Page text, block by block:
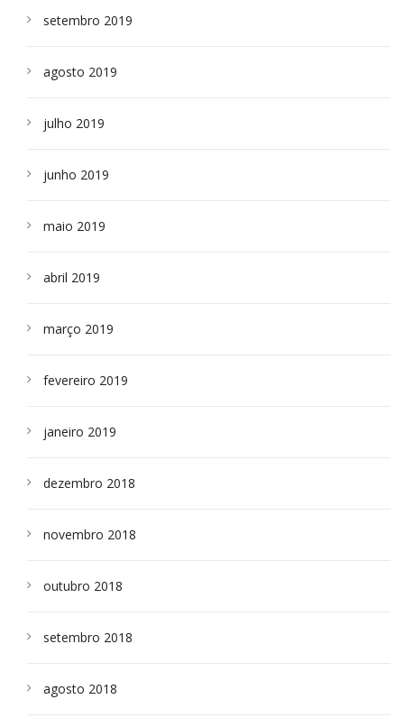
setembro 2019
agosto 2019
julho 2019
junho 2019
maio 2019
abril 2019
março 2019
fevereiro 2019
janeiro 2019
dezembro 2018
novembro 2018
outubro 2018
setembro 2018
agosto 2018